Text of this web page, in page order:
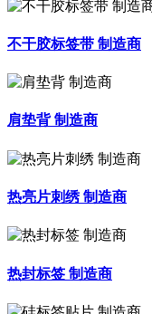
不干胶标签带 制造商
肩垫背 制造商
热亮片刺绣 制造商
热封标签 制造商